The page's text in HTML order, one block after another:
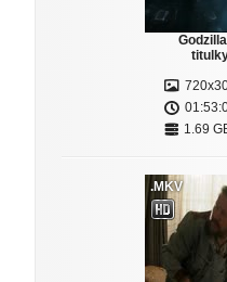
1.69
.MKV